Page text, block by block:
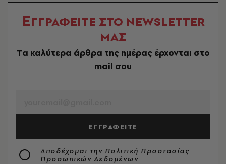
ΕΓΓΡΑΦΕΙΤΕ ΣΤΟ NEWSLETTER
ΜΑΣ
Tα καλύτερα άρθρα της ημέρας έρχονται στο
mail σου
ΕΓΓΡΑΦΕΙΤΕ
Αποδέχομαι την Πολιτική Προστασίας
Προσωπικών Δεδομένων